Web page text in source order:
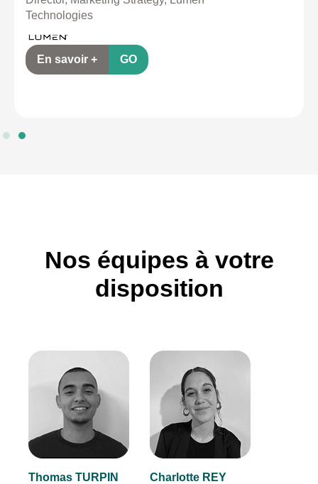
Technologies
En savoir + GO
Nos équipes à votre
disposition
Thomas TURPIN
Charlotte REY